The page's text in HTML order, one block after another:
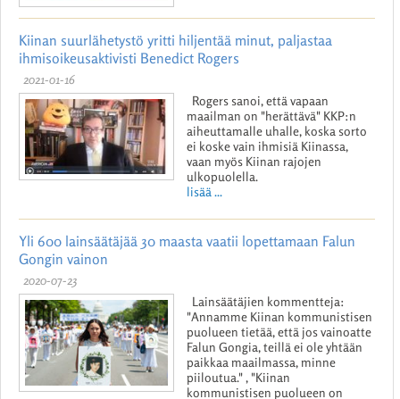
Kiinan suurlähetystö yritti hiljentää minut, paljastaa
ihmisoikeusaktivisti Benedict Rogers
2021-01-16
Rogers sanoi, että vapaan
maailman on "herättävä" KKP:n
aiheuttamalle uhalle, koska sorto
ei koske vain ihmisiä Kiinassa,
vaan myös Kiinan rajojen
ulkopuolella.
lisää ...
Yli 600 lainsäätäjää 30 maasta vaatii lopettamaan Falun
Gongin vainon
2020-07-23
Lainsäätäjien kommentteja:
"Annamme Kiinan kommunistisen
puolueen tietää, että jos vainoatte
Falun Gongia, teillä ei ole yhtään
paikkaa maailmassa, minne
piiloutua." , "Kiinan
kommunistisen puolueen on